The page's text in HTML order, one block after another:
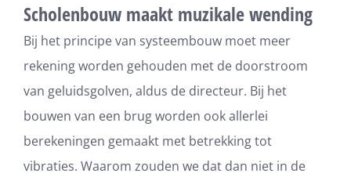
Scholenbouw maakt muzikale wending
Bij het principe van systeembouw moet meer
rekening worden gehouden met de doorstroom
van geluidsgolven, aldus de directeur. Bij het
bouwen van een brug worden ook allerlei
berekeningen gemaakt met betrekking tot
vibraties. Waarom zouden we dat dan niet in de